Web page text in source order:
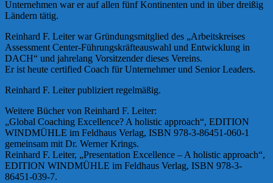
Unternehmen war er auf allen fünf Kontinenten und in über dreißig
Ländern tätig.
Reinhard F. Leiter war Gründungsmitglied des „Arbeitskreises
Assessment Center-Führungskräfteauswahl und Entwicklung in
DACH“ und jahrelang Vorsitzender dieses Vereins.
Er ist heute certified Coach für Unternehmer und Senior Leaders.
Reinhard F. Leiter publiziert regelmäßig.
Weitere Bücher von Reinhard F. Leiter:
„Global Coaching Excellence? A holistic approach“, EDITION
WINDMÜHLE im Feldhaus Verlag, ISBN 978-3-86451-060-1
gemeinsam mit Dr. Werner Krings.
Reinhard F. Leiter, „Presentation Excellence – A holistic approach“,
EDITION WINDMÜHLE im Feldhaus Verlag, ISBN 978-3-
86451-039-7.